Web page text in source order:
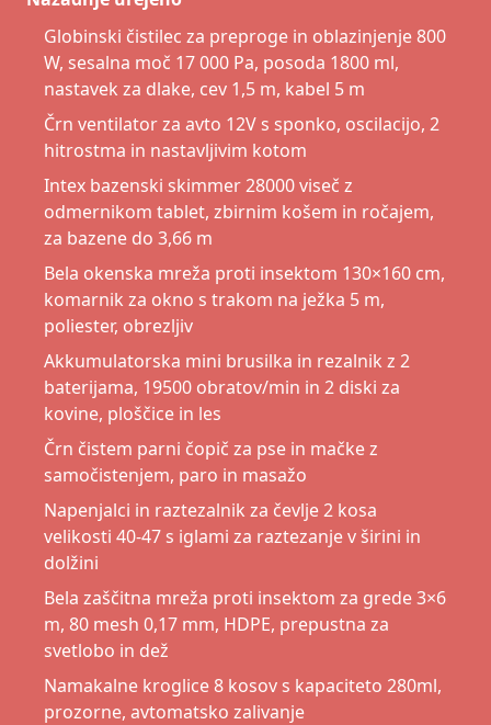
Globinski čistilec za preproge in oblazinjenje 800
W, sesalna moč 17 000 Pa, posoda 1800 ml,
nastavek za dlake, cev 1,5 m, kabel 5 m
Črn ventilator za avto 12V s sponko, oscilacijo, 2
hitrostma in nastavljivim kotom
Intex bazenski skimmer 28000 viseč z
odmernikom tablet, zbirnim košem in ročajem,
za bazene do 3,66 m
Bela okenska mreža proti insektom 130×160 cm,
komarnik za okno s trakom na ježka 5 m,
poliester, obrezljiv
Akkumulatorska mini brusilka in rezalnik z 2
baterijama, 19500 obratov/min in 2 diski za
kovine, ploščice in les
Črn čistem parni čopič za pse in mačke z
samočistenjem, paro in masažo
Napenjalci in raztezalnik za čevlje 2 kosa
velikosti 40-47 s iglami za raztezanje v širini in
dolžini
Bela zaščitna mreža proti insektom za grede 3×6
m, 80 mesh 0,17 mm, HDPE, prepustna za
svetlobo in dež
Namakalne kroglice 8 kosov s kapaciteto 280ml,
prozorne, avtomatsko zalivanje